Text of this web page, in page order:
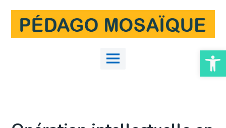
Ouvrir
content
Main
Menu